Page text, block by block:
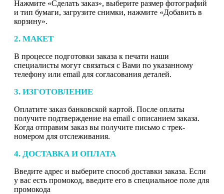
Нажмите «Сделать заказ», выберите размер фотографий
и тип бумаги, загрузите снимки, нажмите «Добавить в
корзину».
2. МАКЕТ
В процессе подготовки заказа к печати наши
специалисты могут связаться с Вами по указанному
телефону или email для согласования деталей.
3. ИЗГОТОВЛЕНИЕ
Оплатите заказ банковской картой. После оплаты
получите подтверждение на email с описанием заказа.
Когда отправим заказ вы получите письмо с трек-
номером для отслеживания.
4. ДОСТАВКА И ОПЛАТА
Введите адрес и выберите способ доставки заказа. Если
у вас есть промокод, введите его в специальное поле для
промокода